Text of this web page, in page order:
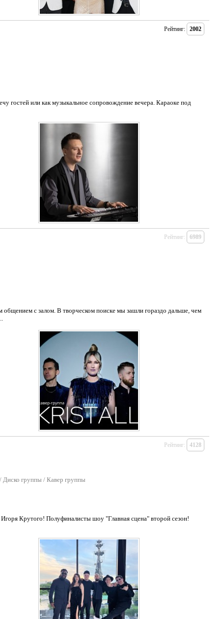
гостей или как музыкальное сопровождение вечера. Караоке под
Рейтинг: 2002
с залом. В творческом поиске мы зашли гораздо дальше, чем
Рейтинг: 6989
/ Диско группы / Кавер группы
Крутого! Полуфиналисты шоу "Главная сцена" второй сезон!
Рейтинг: 4128